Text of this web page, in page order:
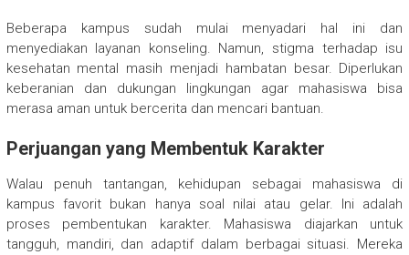
Beberapa kampus sudah mulai menyadari hal ini dan
menyediakan layanan konseling. Namun, stigma terhadap isu
kesehatan mental masih menjadi hambatan besar. Diperlukan
keberanian dan dukungan lingkungan agar mahasiswa bisa
merasa aman untuk bercerita dan mencari bantuan.
Perjuangan yang Membentuk Karakter
Walau penuh tantangan, kehidupan sebagai mahasiswa di
kampus favorit bukan hanya soal nilai atau gelar. Ini adalah
proses pembentukan karakter. Mahasiswa diajarkan untuk
tangguh, mandiri, dan adaptif dalam berbagai situasi. Mereka